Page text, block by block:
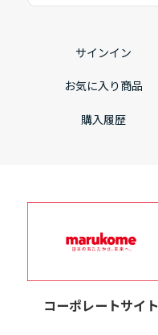
サインイン
お気に入り商品
購入履歴
コーポレートサイト